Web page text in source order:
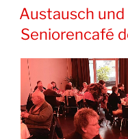
AM
Austausch
Seniorencafé